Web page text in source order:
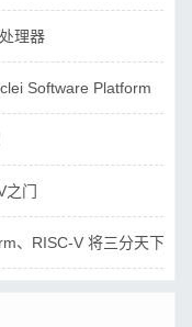
理器
Software Platform
之门
、RISC-V 将三分天下？